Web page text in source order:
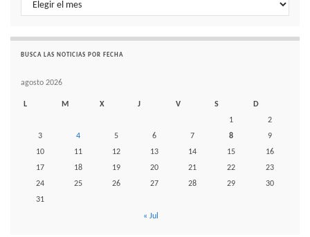
BUSCA LAS NOTICIAS POR FECHA
agosto 2026
L M X J V S
D
1
2
3
4 5 6 7 8
9
10
11 12 13 14 15
16
17
18 19 20 21 22
23
24
25 26 27 28 29
30
31
« Jul